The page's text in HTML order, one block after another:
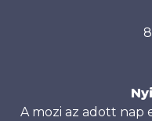
A mozi az adott nap